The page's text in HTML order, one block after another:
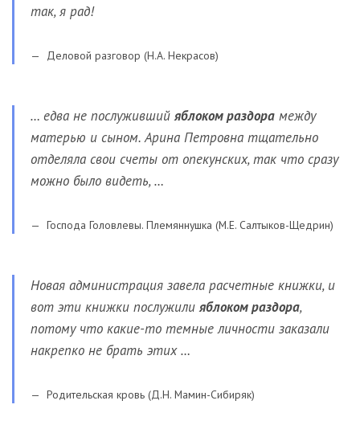
так, я рад!
Деловой разговор (Н.А. Некрасов)
… едва не послужившийяблоком раздора между
матерью и сыном. Арина Петровна тщательно
отделяла свои счеты от опекунских, так что сразу
можно было видеть, …
Господа Головлевы. Племяннушка (М.Е. Салтыков-Щедрин)
Новая администрация завела расчетные книжки, и
вот эти книжки послужилияблоком раздора,
потому что какие-то темные личности заказали
накрепко не брать этих …
Родительская кровь (Д.Н. Мамин-Сибиряк)